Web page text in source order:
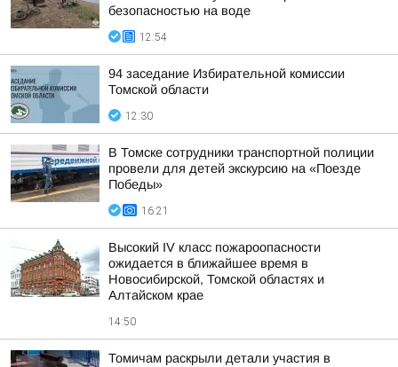
безопасностью на воде
12:54
94 заседание Избирательной комиссии
Томской области
12:30
В Томске сотрудники транспортной полиции
провели для детей экскурсию на «Поезде
Победы»
16:21
Высокий IV класс пожароопасности
ожидается в ближайшее время в
Новосибирской, Томской областях и
Алтайском крае
14:50
Томичам раскрыли детали участия в